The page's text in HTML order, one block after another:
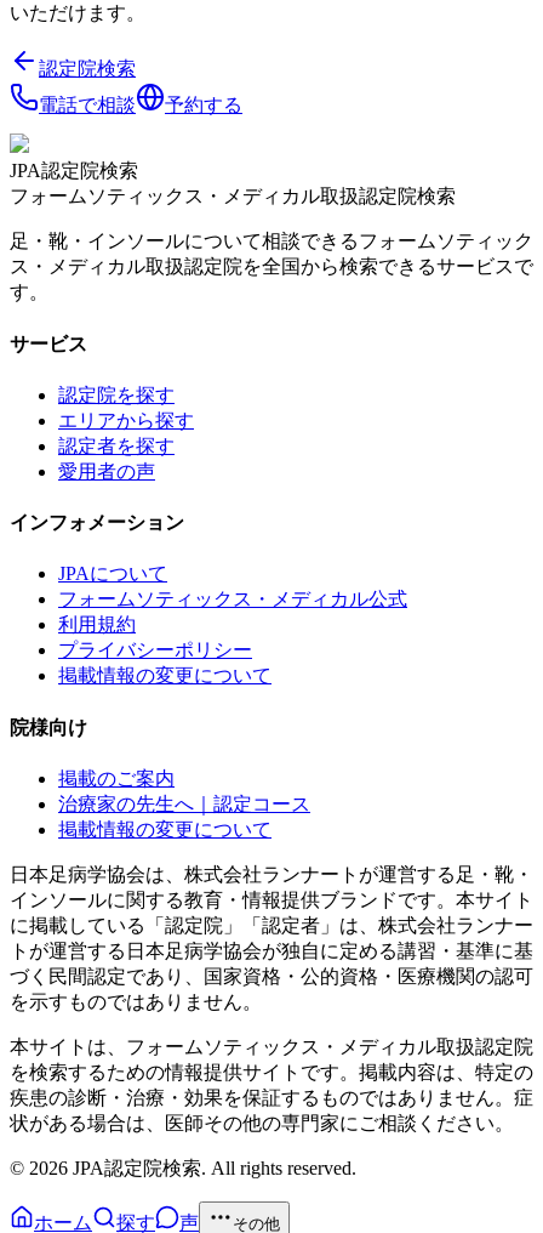
いただけます。
認定院検索
電話で相談
予約する
JPA認定院検索
フォームソティックス・メディカル取扱認定院検索
足・靴・インソールについて相談できるフォームソティック
ス・メディカル取扱認定院を全国から検索できるサービスで
す。
サービス
認定院を探す
エリアから探す
認定者を探す
愛用者の声
インフォメーション
JPAについて
フォームソティックス・メディカル公式
利用規約
プライバシーポリシー
掲載情報の変更について
院様向け
掲載のご案内
治療家の先生へ｜認定コース
掲載情報の変更について
日本足病学協会は、株式会社ランナートが運営する足・靴・
インソールに関する教育・情報提供ブランドです。本サイト
に掲載している「認定院」「認定者」は、株式会社ランナー
トが運営する日本足病学協会が独自に定める講習・基準に基
づく民間認定であり、国家資格・公的資格・医療機関の認可
を示すものではありません。
本サイトは、フォームソティックス・メディカル取扱認定院
を検索するための情報提供サイトです。掲載内容は、特定の
疾患の診断・治療・効果を保証するものではありません。症
状がある場合は、医師その他の専門家にご相談ください。
© 2026 JPA認定院検索. All rights reserved.
ホーム 探す 声 その他